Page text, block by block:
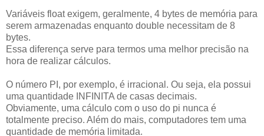
Variáveis float exigem, geralmente, 4 bytes de memória para
serem armazenadas enquanto double necessitam de 8
bytes.
Essa diferença serve para termos uma melhor precisão na
hora de realizar cálculos.
O número PI, por exemplo, é irracional. Ou seja, ela possui
uma quantidade INFINITA de casas decimais.
Obviamente, uma cálculo com o uso do pi nunca é
totalmente preciso. Além do mais, computadores tem uma
quantidade de memória limitada.